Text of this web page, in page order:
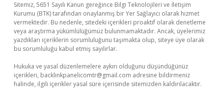
Sitemiz, 5651 Sayılı Kanun gereğince Bilgi Teknolojileri ve İletişim
Kurumu (BTK) tarafından onaylanmış bir Yer Sağlayıcı olarak hizmet
vermektedir. Bu nedenle, sitedeki içerikleri proaktif olarak denetleme
veya araştırma yükümlülüğümüz bulunmamaktadır. Ancak, üyelerimiz
yazdıkları içeriklerin sorumluluğunu taşımakta olup, siteye üye olarak
bu sorumluluğu kabul etmiş sayılırlar.
Hukuka ve yasal düzenlemelere aykırı olduğunu düşündüğünüz
içerikleri, backlinkpanelicomtr@gmail.com adresine bildirmeniz
halinde, ilgili içerikler yasal süre içerisinde sitemizden kaldırılacaktır.